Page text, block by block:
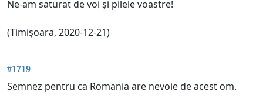
Ne-am saturat de voi și pilele voastre!
(Timișoara, 2020-12-21)
#1719
Semnez pentru ca Romania are nevoie de acest om.